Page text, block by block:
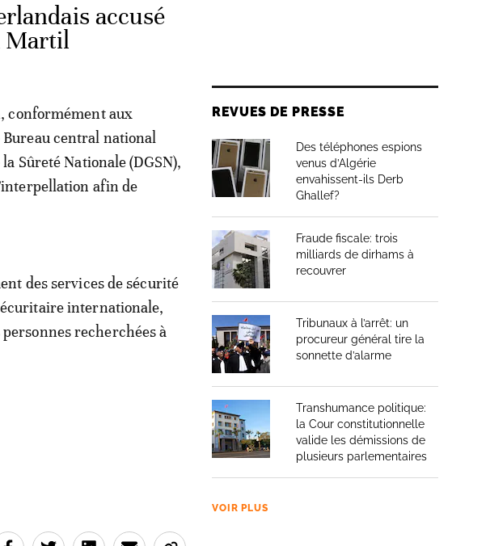
accusé
Martil
conformément aux
central national
Sûreté Nationale (DGSN),
afin de
des services de sécurité
internationale,
recherchées à
REVUES DE PRESSE
Des téléphones espions
venus d’Algérie
envahissent-ils Derb
Ghallef?
Fraude fiscale: trois
milliards de dirhams à
recouvrer
Tribunaux à l’arrêt: un
procureur général tire la
sonnette d’alarme
Transhumance politique:
la Cour constitutionnelle
valide les démissions de
plusieurs parlementaires
VOIR PLUS